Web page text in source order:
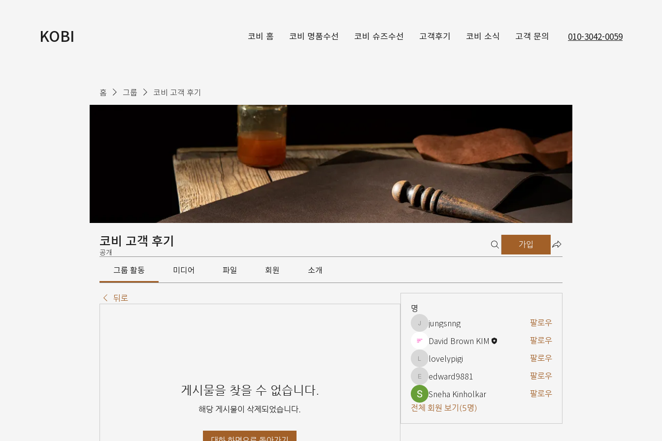
KOBI 코비 홈 코비 명품수선 코비 슈즈수선 고객후기 코비 소식 고객 문의 010-3042-0059
홈 그룹 코비 고객 후기
코비 고객 후기
공개
가입
그룹 활동 미디어 파일 회원 소개
뒤로
게시물을 찾을 수 없습니다.
해당 게시물이 삭제되었습니다.
명
jungsnng
jungsnng 팔로우
David Brown KIM 팔로우
lovelypigi
lovelypigi 팔로우
edward9881
edward9881 팔로우
Sneha Kinholkar
팔로우
전체 회원 보기(5명)